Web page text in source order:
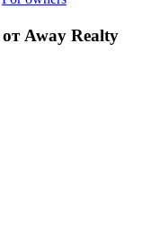
Away Realty